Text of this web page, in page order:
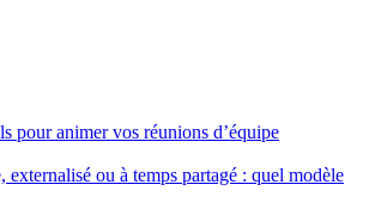
pour animer vos réunions d’équipe
ou à temps partagé : quel modèle